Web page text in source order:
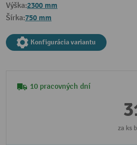
Výška:2300 mm
Šírka:750 mm
Konfigurácia variantu
10 pracovných dní
za ks